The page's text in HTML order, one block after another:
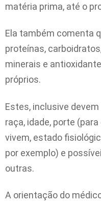
matéria prima, até o
Ela também comenta
proteínas,
minerais e
próprios.
Estes, inclusive
raça, idade, porte
vivem, estado
por exemplo) e
outras.
A orientação do